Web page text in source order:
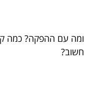
ומה עם ההפקה? כמה
חשוב?